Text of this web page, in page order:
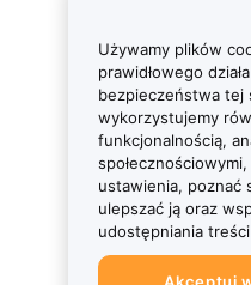
Używamy plików
prawidłowego
bezpieczeństwa tej
wykorzystujemy
funkcjonalnością,
ustawienia, poznać
ulepszać ją oraz
udostępniania